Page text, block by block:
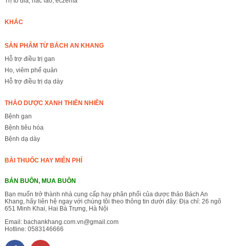
KHÁC
SẢN PHẨM TỪ BÁCH AN KHANG
Hỗ trợ điều trị gan
Ho, viêm phế quản
Hỗ trợ điều trị dạ dày
THẢO DƯỢC XANH THIÊN NHIÊN
Bệnh gan
Bệnh tiêu hóa
Bệnh dạ dày
BÀI THUỐC HAY MIỄN PHÍ
BÁN BUÔN, MUA BUÔN
Bạn muốn trở thành nhà cung cấp hay phân phối của dược thảo Bách An
Khang, hãy liên hệ ngay với chúng tôi theo thông tin dưới đây: Địa chỉ: 26 ngõ
651 Minh Khai, Hai Bà Trưng, Hà Nội
Email: bachankhang.com.vn@gmail.com
Hotline: 0583146666